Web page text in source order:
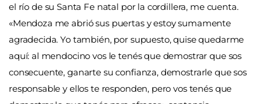
el río de su Santa Fe natal por la cordillera, me cuenta.
«Mendoza me abrió sus puertas y estoy sumamente
agradecida. Yo también, por supuesto, quise quedarme
aquí: al mendocino vos le tenés que demostrar que sos
consecuente, ganarte su confianza, demostrarle que sos
responsable y ellos te responden, pero vos tenés que